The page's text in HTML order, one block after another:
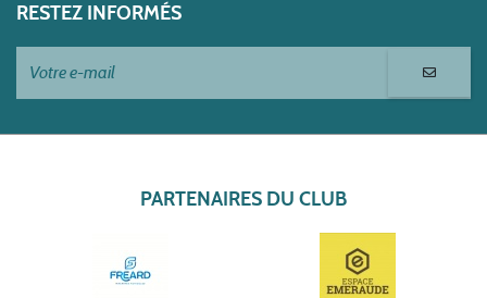
RESTEZ INFORMÉS
PARTENAIRES DU CLUB